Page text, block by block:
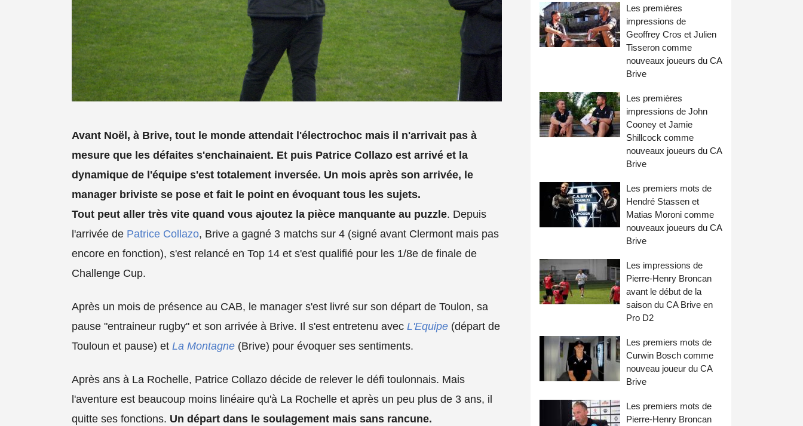
Avant Noël, à Brive, tout le monde attendait l'électrochoc mais il n'arrivait pas à
mesure que les défaites s'enchainaient. Et puis Patrice Collazo est arrivé et la
dynamique de l'équipe s'est totalement inversée. Un mois après son arrivée, le
manager briviste se pose et fait le point en évoquant tous les sujets.
Tout peut aller très vite quand vous ajoutez la pièce manquante au puzzle. Depuis
l'arrivée de Patrice Collazo, Brive a gagné 3 matchs sur 4 (signé avant Clermont mais pas
encore en fonction), s'est relancé en Top 14 et s'est qualifié pour les 1/8e de finale de
Challenge Cup.
Après un mois de présence au CAB, le manager s'est livré sur son départ de Toulon, sa
pause "entraineur rugby" et son arrivée à Brive. Il s'est entretenu avec L'Equipe (départ de
Touloun et pause) et La Montagne (Brive) pour évoquer ses sentiments.
Après ans à La Rochelle, Patrice Collazo décide de relever le défi toulonnais. Mais
l'aventure est beaucoup moins linéaire qu'à La Rochelle et après un peu plus de 3 ans, il
quitte ses fonctions. Un départ dans le soulagement mais sans rancune.
Les premières
impressions de
Geoffrey Cros et Julien
Tisseron comme
nouveaux joueurs du CA
Brive
Les premières
impressions de John
Cooney et Jamie
Shillcock comme
nouveaux joueurs du CA
Brive
Les premiers mots de
Hendré Stassen et
Matias Moroni comme
nouveaux joueurs du CA
Brive
Les impressions de
Pierre-Henry Broncan
avant le début de la
saison du CA Brive en
Pro D2
Les premiers mots de
Curwin Bosch comme
nouveau joueur du CA
Brive
Les premiers mots de
Pierre-Henry Broncan